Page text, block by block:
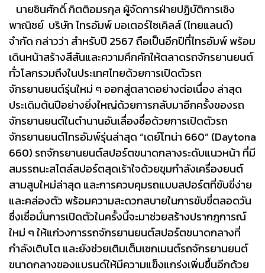
นายชินศักดิ์ กิตติอมรกุล ผู้จัดการฝ่ายปฏิบัติการเชิง
พาณิชย์ บริษัท ไทรอัมพ์ มอเตอร์ไซเคิลส์ (ไทยแลนด์)
จำกัด กล่าวว่า สำหรับปี 2567 ถือเป็นอีกปีที่ไทรอัมพ์ พร้อม
เดินหน้าสร้างสีสันและความคึกคักให้ตลาดรถจักรยานยนต์
ทั่วโลกรวมถึงในประเทศไทยด้วยการเปิดตัวรถ
จักรยานยนต์รุ่นใหม่ ๆ ออกสู่ตลาดอย่างต่อเนื่อง ล่าสุด
ประเดิมต้นปีอย่างยิ่งใหญ่ด้วยการกลับมาอีกครั้งของรถ
จักรยานยนต์ในตำนานอันเลื่องชื่อด้วยการเปิดตัวรถ
จักรยานยนต์ไทรอัมพ์รุ่นล่าสุด “เดย์โทน่า 660” (Daytona
660) รถจักรยานยนต์สปอร์ตขนาดกลางระดับแนวหน้า ที่มี
สมรรถนะสไตล์สปอร์ตสุดเร้าใจด้วยขุมกำลังเครื่องยนต์
สามสูบใหม่ล่าสุด และการควบคุมรถแบบสปอร์ตที่ขับขี่ง่าย
และคล่องตัว พร้อมความสะดวกสบายในการขับขี่ตลอดวัน
ซึ่งเชื่อมั่นการเปิดตัวในครั้งนี้จะมาช่วยสร้างปรากฎการณ์
ใหม่ ๆ ให้แก่วงการรถจักรยานยนต์สปอร์ตขนาดกลางที่
กำลังเติบโต และยังช่วยเติมเต็มเซกเมนต์รถจักรยานยนต์
ขนาดกลางของแบรนด์ให้มีความแข็งแกร่งเพิ่มขึ้นอีกด้วย